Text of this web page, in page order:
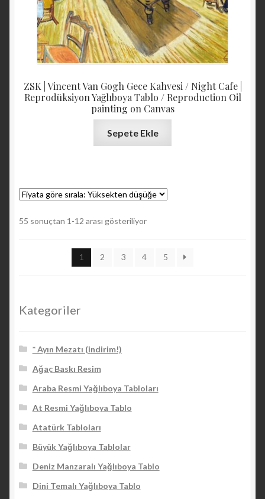
ZSK | Vincent Van Gogh Gece Kahvesi / Night Cafe |
Reprodüksiyon Yağlıboya Tablo / Reproduction Oil
painting on Canvas
Sepete Ekle
55 sonuçtan 1-12 arası gösteriliyorFiyata
yüksekten
1 2 3 4 5
Kategoriler
* Ayın Mezatı (indirim!)
Ağaç Baskı Resim
Araba Resmi Yağlıboya Tabloları
At Resmi Yağlıboya Tablo
Atatürk Tabloları
Büyük Yağlıboya Tablolar
Deniz Manzaralı Yağlıboya Tablo
Dini Temalı Yağlıboya Tablo